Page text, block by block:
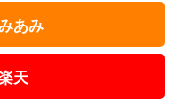
あみ
天
【ジャスティ
マフェックス
『ナイトメ
【バットマ
ン・ザ・フュ
ボルテック ア